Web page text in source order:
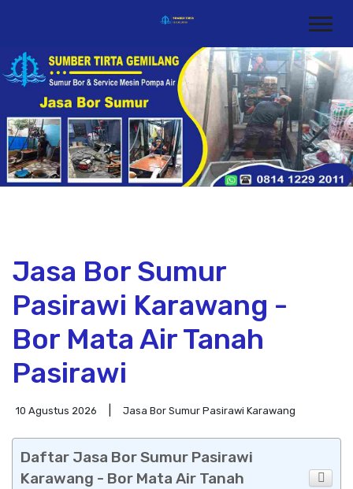
Jasa Bor Sumur
Pasirawi Karawang -
Bor Mata Air Tanah
Pasirawi
10 Agustus 2026 Jasa Bor Sumur Pasirawi Karawang
Daftar Jasa Bor Sumur Pasirawi
Karawang - Bor Mata Air Tanah